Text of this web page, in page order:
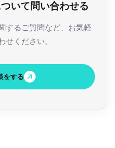
いて問い合わせる
するご質問など、お気軽
せください。
をする